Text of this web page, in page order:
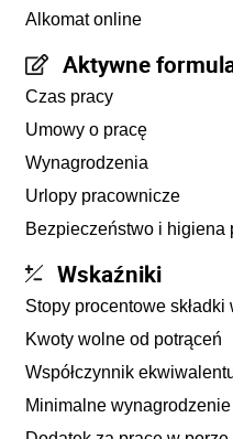
Alkomat online
Aktywne
Czas pracy
Umowy o pracę
Wynagrodzenia
Urlopy pracownicze
Bezpieczeństwo i higiena
Wskaźniki
Stopy procentowe składki
Kwoty wolne od potrąceń
Współczynnik
Minimalne